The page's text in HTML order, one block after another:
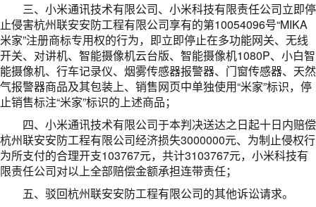
三、小米通讯技术有限公司、小米科技有限责任公司立即停
止侵害杭州联安安防工程有限公司享有的第10054096号“MIKA
米家”注册商标专用权的行为，即立即停止在多功能网关、无线
开关、对讲机、智能摄像机云台版、智能摄像机1080P、小白智
能摄像机、行车记录仪、烟雾传感器报警器、门窗传感器、天然
气报警器商品及其包装上、销售网页中单独使用“米家”标识，停
止销售标注“米家”标识的上述商品；
四、小米通讯技术有限公司于本判决送达之日起十日内赔偿
杭州联安安防工程有限公司经济损失3000000元、为制止侵权行
为所支付的合理开支103767元，共计3103767元，小米科技有
限责任公司对以上全部赔偿金额承担连带责任；
五、驳回杭州联安安防工程有限公司的其他诉讼请求。